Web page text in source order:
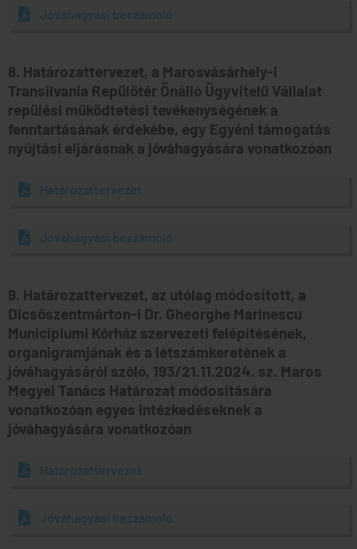
Jóváhagyási beszámoló
8. Határozattervezet, a Marosvásárhely-i
Transilvania Repülőtér Önálló Ügyvitelű Vállalat
repülési működtetési tevékenységének a
fenntartásának érdekébe, egy Egyéni támogatás
nyújtási eljárásnak a jóváhagyására vonatkozóan
Határozattervezet
Jóváhagyási beszámoló
9. Határozattervezet, az utólag módosított, a
Dicsőszentmárton-i Dr. Gheorghe Marinescu
Municípiumi Kórház szervezeti felépítésének,
organigramjának és a létszámkeretének a
jóváhagyásáról szóló, 193/21.11.2024. sz. Maros
Megyei Tanács Határozat módosítására
vonatkozóan egyes intézkedéseknek a
jóváhagyására vonatkozóan
Határozattervezet
Jóváhagyási beszámoló